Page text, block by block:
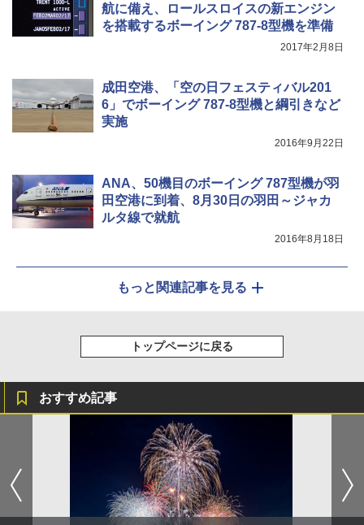
航に備え、ロールスロイスの新エンジン
を搭載するボーイング 787-8型機を準備
2017年2月8日
成田空港、「空の日フェスティバル201
6」でボーイング 787-8型機と綱引きなど
実施
2016年9月22日
ANA、50機目のボーイング 787型機が羽
田空港に到着、8月30日の羽田～ジャカ
ルタ線で就航
2016年8月18日
もっと関連記事を見る
トップページに戻る
おすすめ記事